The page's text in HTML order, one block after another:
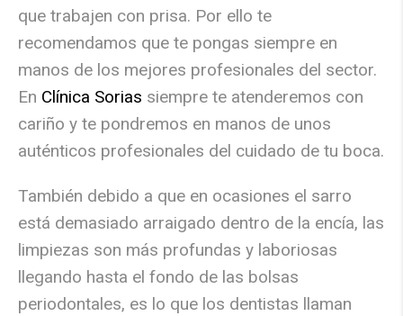
que trabajen con prisa. Por ello te
recomendamos que te pongas siempre en
manos de los mejores profesionales del sector.
En Clínica Sorias siempre te atenderemos con
cariño y te pondremos en manos de unos
auténticos profesionales del cuidado de tu boca.
También debido a que en ocasiones el sarro
está demasiado arraigado dentro de la encía, las
limpiezas son más profundas y laboriosas
llegando hasta el fondo de las bolsas
periodontales, es lo que los dentistas llaman